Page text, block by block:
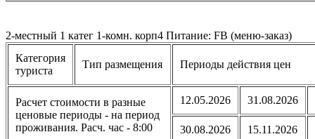
2-местный 1 катег 1-комн. корп4 Питание: FB (меню-заказ)
Категория
туриста
Тип размещения Периоды действия цен
Расчет стоимости в разные
ценовые периоды - на период
проживания. Расч. час - 8:00
12.05.2026 31.08.2026
30.08.2026 15.11.2026